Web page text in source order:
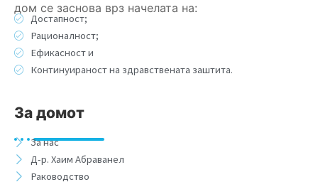
дом се заснова врз начелата на:
Достапност;
Рационалност;
Ефикасност и
Континуираност на здравствената заштита.
За домот
За нас
Д-р. Хаим Абраванел
Раководство